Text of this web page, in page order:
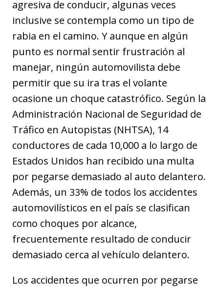
agresiva de conducir, algunas veces
inclusive se contempla como un tipo de
rabia en el camino. Y aunque en algún
punto es normal sentir frustración al
manejar, ningún automovilista debe
permitir que su ira tras el volante
ocasione un choque catastrófico. Según la
Administración Nacional de Seguridad de
Tráfico en Autopistas (NHTSA), 14
conductores de cada 10,000 a lo largo de
Estados Unidos han recibido una multa
por pegarse demasiado al auto delantero.
Además, un 33% de todos los accidentes
automovilísticos en el país se clasifican
como choques por alcance,
frecuentemente resultado de conducir
demasiado cerca al vehículo delantero.
Los accidentes que ocurren por pegarse